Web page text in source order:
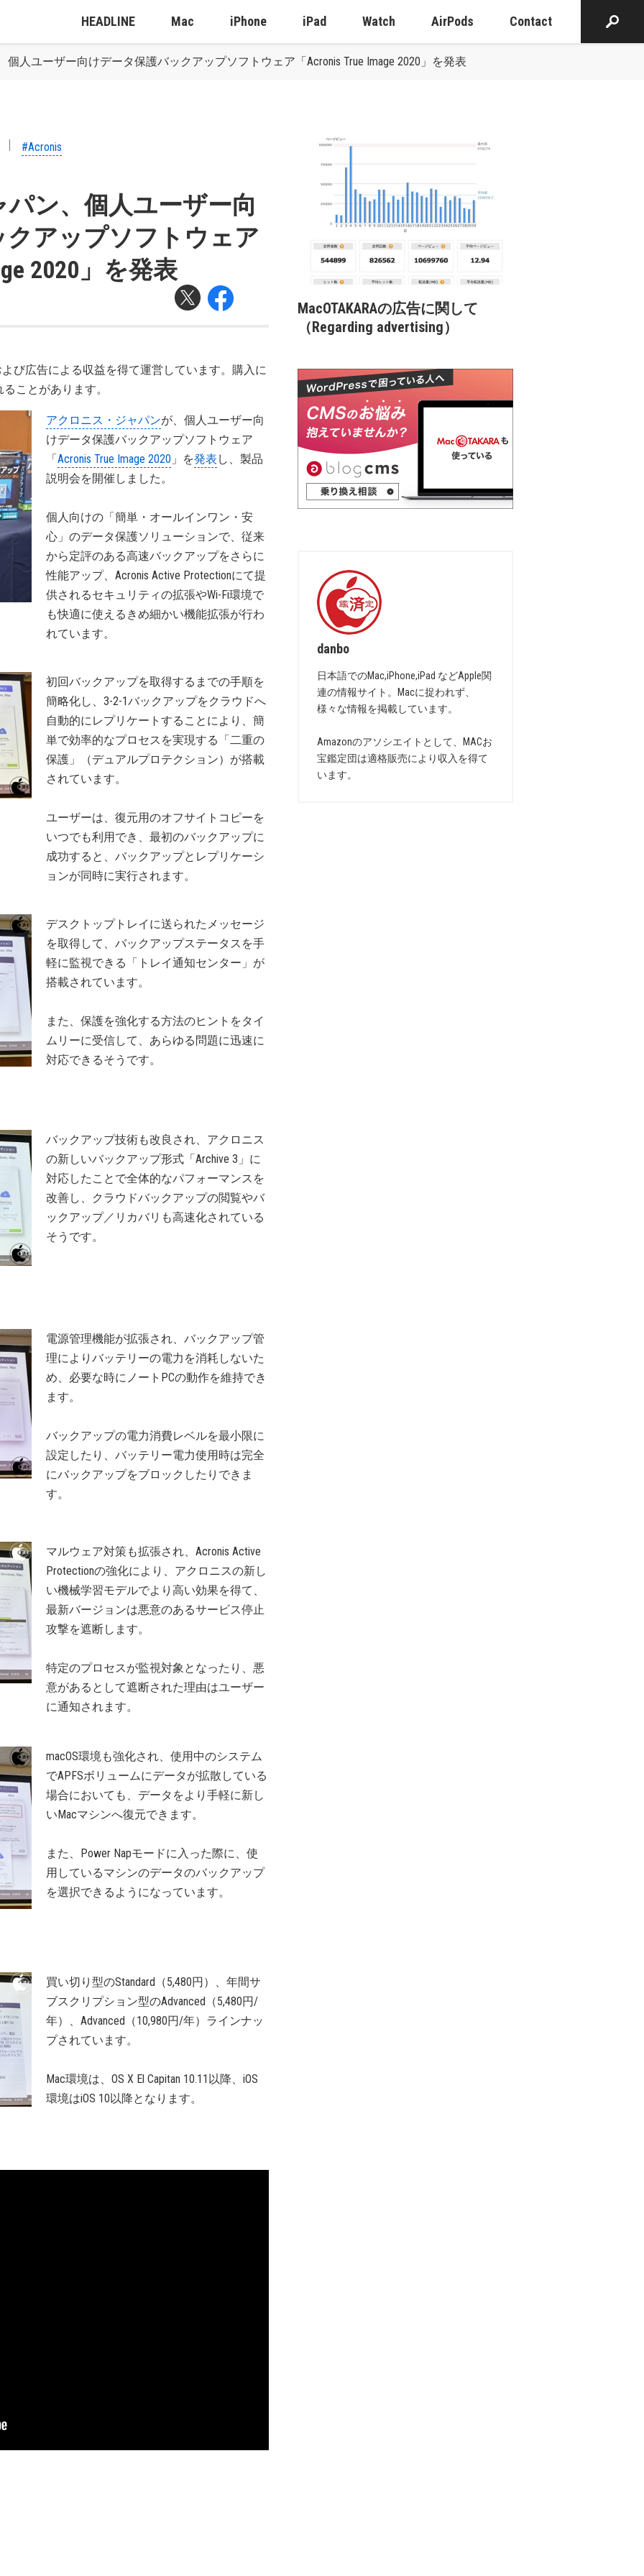
HEADLINE Mac iPhone iPad Watch AirPods Contact
人ユーザー向けデータ保護バックアップソフトウェア「Acronis True Image 2020」を発表
#Acronis
ン、個人ユーザー向
アップソフトウェア
2020」を発表
び広告による収益を得て運営しています。購入に
ことがあります。
アクロニス・ジャパンが、個人ユーザー向
けデータ保護バックアップソフトウェア
「Acronis True Image 2020 」を発表 し、製品
説明会を開催しました。
個人向けの「簡単・オールインワン・安
心」のデータ保護ソリューションで、従来
から定評のある高速バックアップをさらに
性能アップ、Acronis Active Protectionにて提
供されるセキュリティの拡張やWi-Fi環境で
も快適に使えるきめ細かい機能拡張が行わ
れています。
初回バックアップを取得するまでの手順を
簡略化し、3-2-1バックアップをクラウドへ
自動的にレプリケートすることにより、簡
単で効率的なプロセスを実現する「二重の
保護」（デュアルプロテクション）が搭載
されています。
ユーザーは、復元用のオフサイトコピーを
いつでも利用でき、最初のバックアップに
成功すると、バックアップとレプリケーシ
ョンが同時に実行されます。
デスクトップトレイに送られたメッセージ
を取得して、バックアップステータスを手
軽に監視できる「トレイ通知センター」が
搭載されています。
また、保護を強化する方法のヒントをタイ
ムリーに受信して、あらゆる問題に迅速に
対応できるそうです。
バックアップ技術も改良され、アクロニス
の新しいバックアップ形式「Archive 3」に
対応したことで全体的なパフォーマンスを
改善し、クラウドバックアップの閲覧やバ
ックアップ／リカバリも高速化されている
そうです。
電源管理機能が拡張され、バックアップ管
理によりバッテリーの電力を消耗しないた
め、必要な時にノートPCの動作を維持でき
ます。
バックアップの電力消費レベルを最小限に
設定したり、バッテリー電力使用時は完全
にバックアップをブロックしたりできま
す。
マルウェア対策も拡張され、Acronis Active
Protectionの強化により、アクロニスの新し
い機械学習モデルでより高い効果を得て、
最新バージョンは悪意のあるサービス停止
攻撃を遮断します。
特定のプロセスが監視対象となったり、悪
意があるとして遮断された理由はユーザー
に通知されます。
macOS環境も強化され、使用中のシステム
でAPFSボリュームにデータが拡散している
場合においても、データをより手軽に新し
いMacマシンへ復元できます。
また、Power Napモードに入った際に、使
用しているマシンのデータのバックアップ
を選択できるようになっています。
買い切り型のStandard（5,480円）、年間サ
ブスクリプション型のAdvanced（5,480円/
年）、Advanced（10,980円/年）ラインナッ
プされています。
Mac環境は、OS X El Capitan 10.11以降、iOS
環境はiOS 10以降となります。
MacOTAKARAの広告に関して
（Regarding advertising）
danbo
日本語でのMac,iPhone,iPad などApple関
連の情報サイト。Macに捉われず、
様々な情報を掲載しています。
Amazonのアソシエイトとして、MACお
宝鑑定団は適格販売により収入を得て
います。